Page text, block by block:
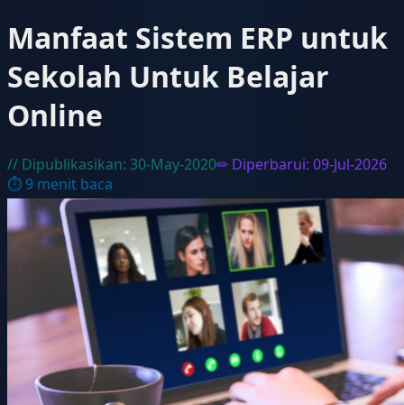
Manfaat Sistem ERP untuk
Sekolah Untuk Belajar
Online
// Dipublikasikan: 30-May-2020✏ Diperbarui: 09-Jul-2026
⏱ 9 menit baca